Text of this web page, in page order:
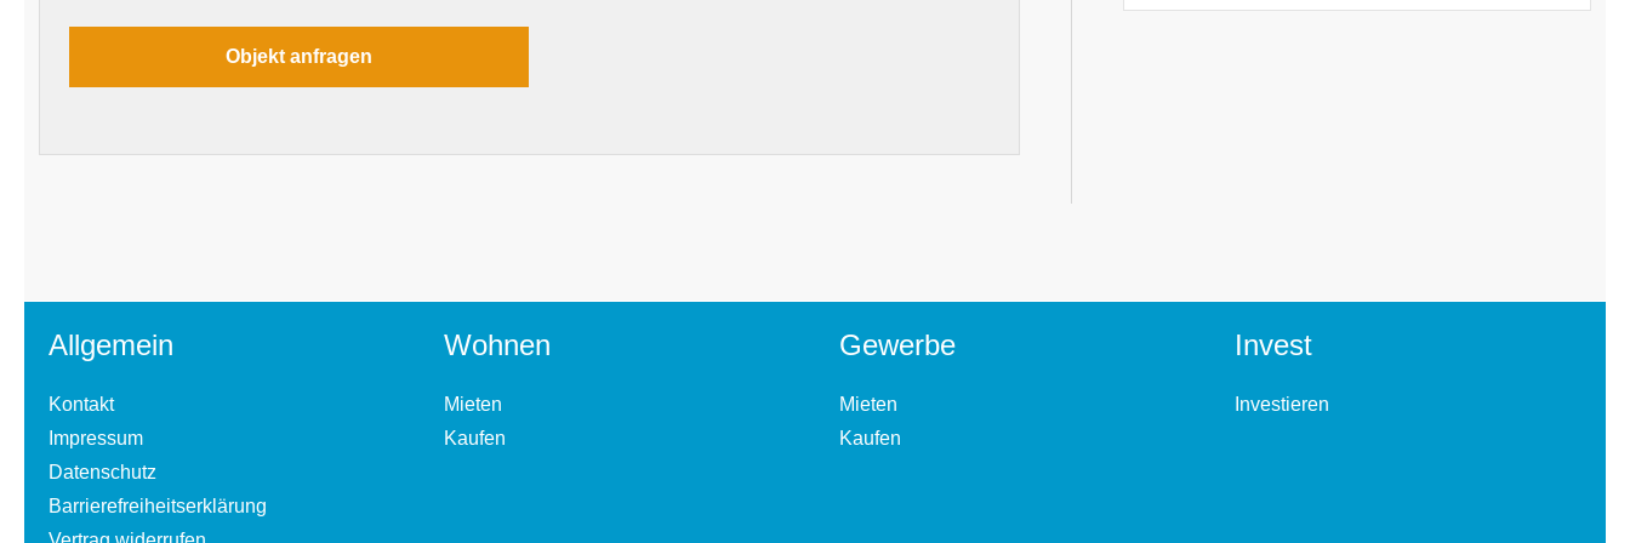
Allgemein
Kontakt
Impressum
Datenschutz
Barrierefreiheitserklärung
Wohnen
Mieten
Kaufen
Gewerbe
Mieten
Kaufen
Invest
Investieren